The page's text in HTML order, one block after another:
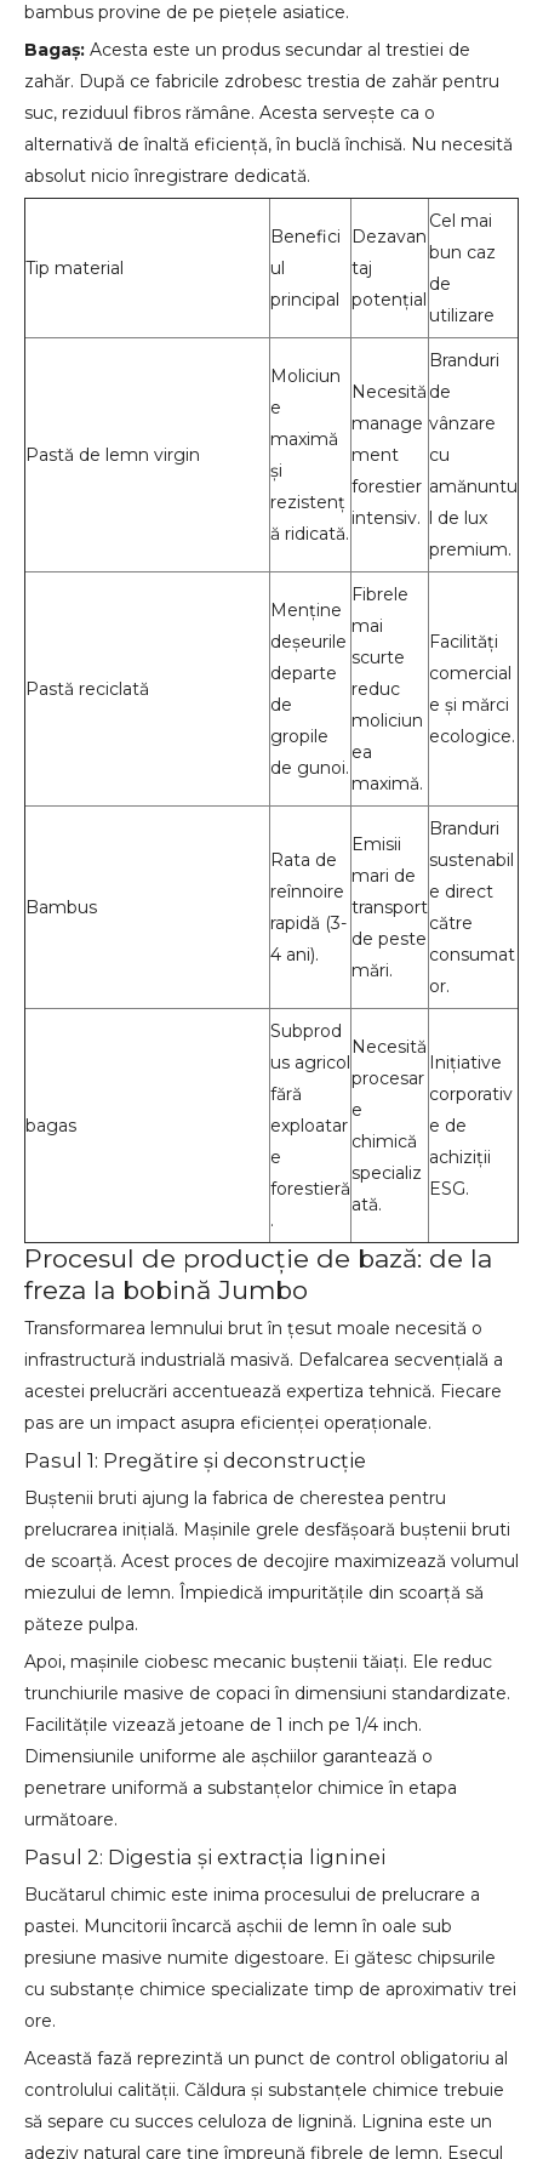
bambus provine de pe piețele asiatice.
Bagaș: Acesta este un produs secundar al trestiei de
zahăr. După ce fabricile zdrobesc trestia de zahăr pentru
suc, reziduul fibros rămâne. Acesta servește ca o
alternativă de înaltă eficiență, în buclă închisă. Nu necesită
absolut nicio înregistrare dedicată.
Tip material
Benefici
ul
principal
Dezavan
taj
potențial
Cel mai
bun caz
de
utilizare
Pastă de lemn virgin
Moliciun
e
maximă
și
rezistenț
ă ridicată.
Necesită
manage
ment
forestier
intensiv.
Branduri
de
vânzare
cu
amănuntu
l de lux
premium.
Pastă reciclată
Menține
deșeurile
departe
de
gropile
de gunoi.
Fibrele
mai
scurte
reduc
moliciun
ea
maximă.
Facilități
comercial
e și mărci
ecologice.
Bambus
Rata de
reînnoire
rapidă (3-
4 ani).
Emisii
mari de
transport
de peste
mări.
Branduri
sustenabil
e direct
către
consumat
or.
bagas
Subprod
us agricol
fără
exploatar
e
forestieră
.
Necesită
procesar
e
chimică
specializ
ată.
Inițiative
corporativ
e de
achiziții
ESG.
Procesul de producție de bază: de la
freza la bobină Jumbo
Transformarea lemnului brut în țesut moale necesită o
infrastructură industrială masivă. Defalcarea secvenţială a
acestei prelucrări accentuează expertiza tehnică. Fiecare
pas are un impact asupra eficienței operaționale.
Pasul 1: Pregătire și deconstrucție
Buștenii bruti ajung la fabrica de cherestea pentru
prelucrarea inițială. Mașinile grele desfășoară buștenii bruti
de scoarță. Acest proces de decojire maximizează volumul
miezului de lemn. Împiedică impuritățile din scoarță să
păteze pulpa.
Apoi, mașinile ciobesc mecanic buștenii tăiați. Ele reduc
trunchiurile masive de copaci în dimensiuni standardizate.
Facilitățile vizează jetoane de 1 inch pe 1/4 inch.
Dimensiunile uniforme ale așchiilor garantează o
penetrare uniformă a substanțelor chimice în etapa
următoare.
Pasul 2: Digestia și extracția ligninei
Bucătarul chimic este inima procesului de prelucrare a
pastei. Muncitorii încarcă așchii de lemn în oale sub
presiune masive numite digestoare. Ei gătesc chipsurile
cu substanțe chimice specializate timp de aproximativ trei
ore.
Această fază reprezintă un punct de control obligatoriu al
controlului calității. Căldura și substanțele chimice trebuie
să separe cu succes celuloza de lignină. Lignina este un
adeziv natural care ține împreună fibrele de lemn. Eșecul